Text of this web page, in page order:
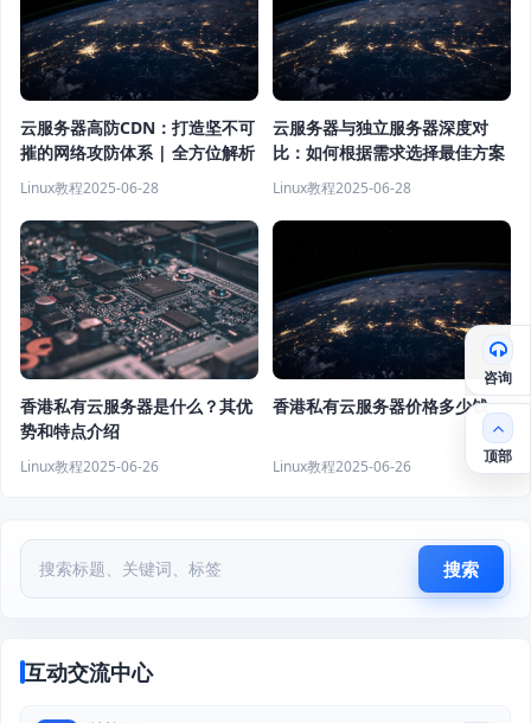
云服务器高防CDN：打造坚不可
摧的网络攻防体系 | 全方位解析
Linux教程2025-06-28
云服务器与独立服务器深度对
比：如何根据需求选择最佳方案
Linux教程2025-06-28
香港私有云服务器是什么？其优
势和特点介绍
Linux教程2025-06-26
香港私有云服务器价格多少钱
Linux教程2025-06-26
搜索
互动交流中心
咨询
顶部